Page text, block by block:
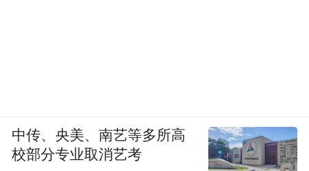
中传、央美、南艺等多所高
校部分专业取消艺考